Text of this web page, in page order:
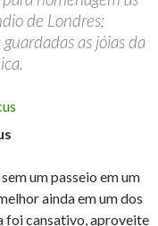
de Londres;
as jóias da
um passeio em um
ainda em um dos
foi cansativo, aproveite